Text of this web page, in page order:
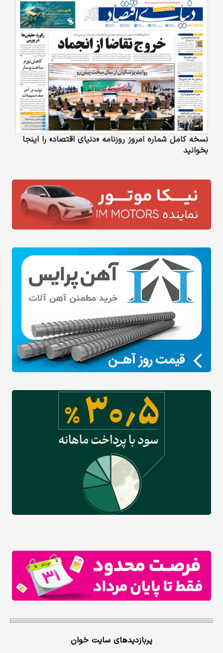
نسخه کامل شماره امروز روزنامه «دنیای‌ اقتصاد» را اینجا
بخوانید
پربازدیدهای سایت خوان